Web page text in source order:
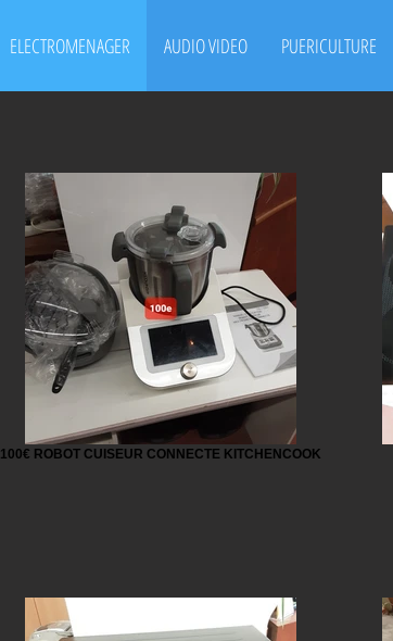
ELECTROMENAGER AUDIO VIDEO PUERICULTURE
100€ ROBOT CUISEUR CONNECTE KITCHENCOOK